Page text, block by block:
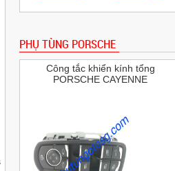
PHỤ TÙNG PORSCHE
Công tắc khiển kính tổng
PORSCHE CAYENNE